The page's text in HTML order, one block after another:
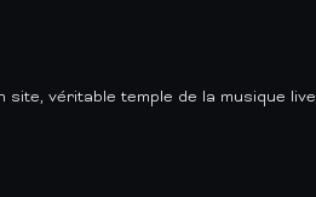
véritable temple de la musique live